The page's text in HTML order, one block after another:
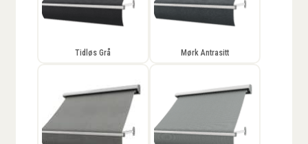
Tidløs Grå Mørk Antrasitt